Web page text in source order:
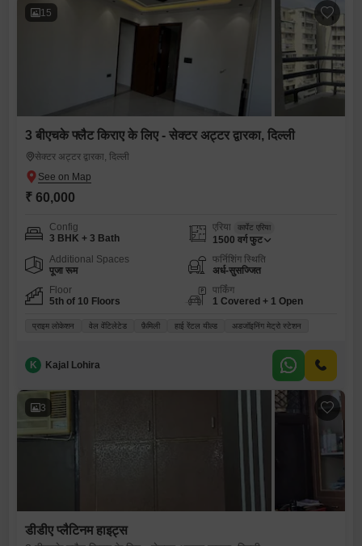
15
3 बीएचके फ्लैट किराए के लिए - सेक्टर अट्टर द्वारका, दिल्ली
सेक्टर अट्टर द्वारका, दिल्ली
₹ 60,000
Config
3 BHK + 3 Bath
एरिया कार्पेट एरिया
1500 वर्ग फुट
Additional Spaces
पूजा रूम
फर्निशिंग स्थिति
अर्ध-सुसज्जित
Floor
5th of 10 Floors
पार्किंग
1 Covered + 1 Open
प्राइम लोकेशन वेल वेंटिलेटेड फ़ैमिली हाई रेंटल यील्ड अडजॉइनिंग मेट्रो स्टेशन
K Kajal Lohira
3
डीडीए प्लैटिनम हाइट्स